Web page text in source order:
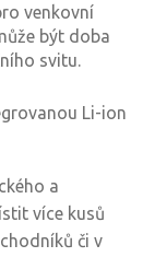
venkovní
být doba
svitu.
Li-ion
a
více kusů
či v